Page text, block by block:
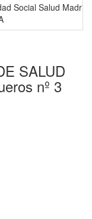
Social Salud Madrid
SALUD
nº 3